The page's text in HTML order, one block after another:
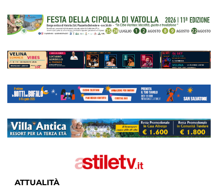
ATTUALITÀ